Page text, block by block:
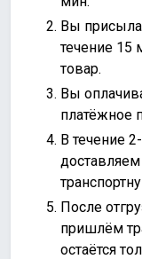
Вы
течение 15
товар.
Вы
платёжное
В течение
После
пришлём
остаётся